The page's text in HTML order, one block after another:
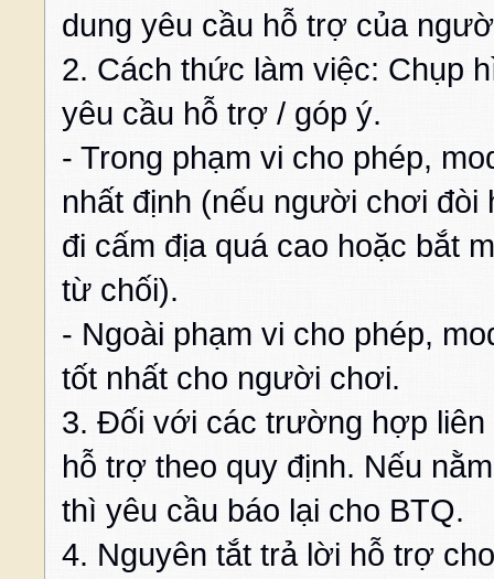
dung yêu cầu hỗ trợ của
2. Cách thức làm việc: Chụp
yêu cầu hỗ trợ / góp ý.
- Trong phạm vi cho phép,
nhất định (nếu người chơi
đi cấm địa quá cao hoặc bắt
từ chối).
- Ngoài phạm vi cho phép,
tốt nhất cho người chơi.
3. Đối với các trường hợp liên
hỗ trợ theo quy định. Nếu
thì yêu cầu báo lại cho BTQ.
4. Nguyên tắt trả lời hỗ trợ